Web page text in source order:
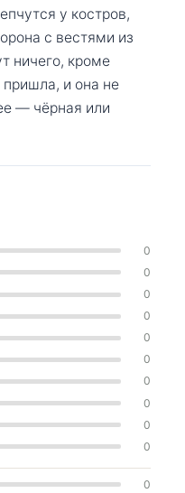
у костров,
с вестями из
ничего, кроме
и она не
— чёрная или
0
0
0
0
0
0
0
0
0
0
0